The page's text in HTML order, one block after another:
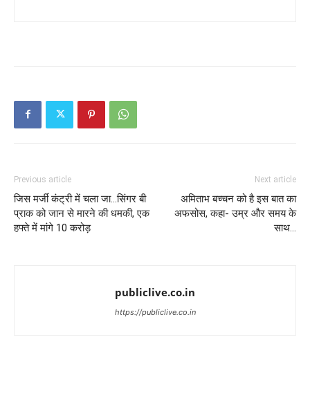
Previous article
जिस मर्जी कंट्री में चला जा…सिंगर बी
प्राक को जान से मारने की धमकी, एक
हफ्ते में मांगे 10 करोड़
Next article
अमिताभ बच्चन को है इस बात का
अफसोस, कहा- उम्र और समय के
साथ…
publiclive.co.in
https://publiclive.co.in